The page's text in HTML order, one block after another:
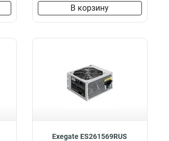
В корзину
Exegate ES261569RUS